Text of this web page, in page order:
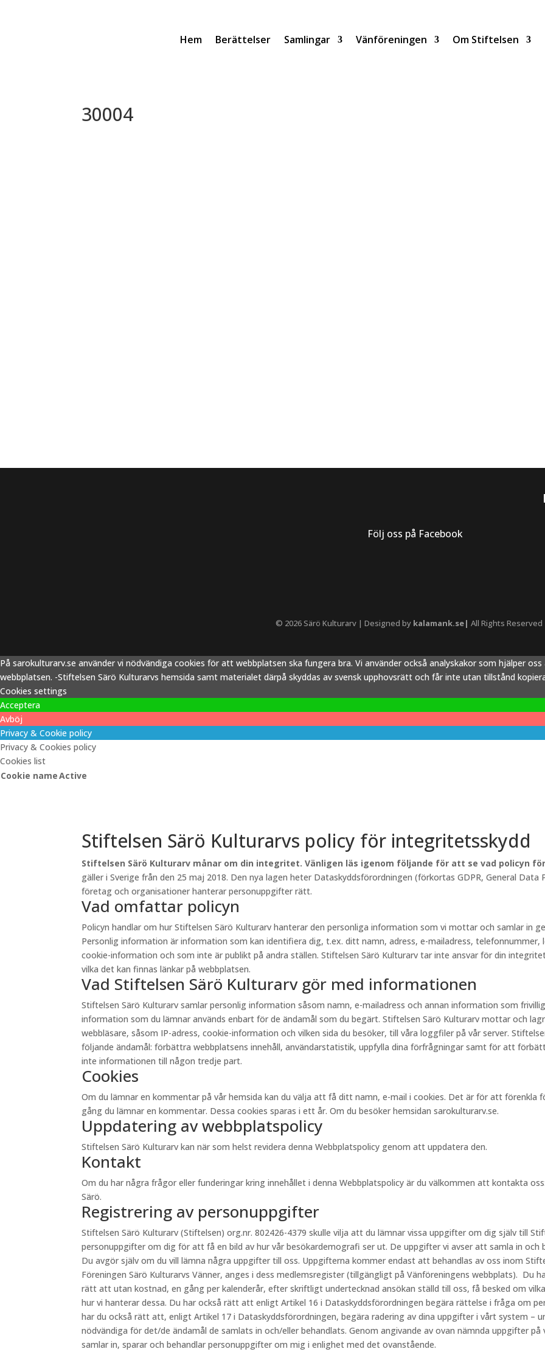
Hem Berättelser Samlingar Vänföreningen Om Stiftelsen
30004
Följ oss på Facebook
© 2026 Särö Kulturarv | Designed by kalamank.se| All Rights Reserved
På sarokulturarv.se använder vi nödvändiga cookies för att webbplatsen ska fungera bra. Vi använder också analyskakor som hjälper
webbplatsen. -Stiftelsen Särö Kulturarvs hemsida samt materialet därpå skyddas av svensk upphovsrätt och får inte utan tillstånd
Cookies settings
Acceptera
Avböj
Privacy & Cookie policy
Privacy & Cookies policy
Cookies list
Cookie nameActive
Stiftelsen Särö Kulturarvs policy för integritetsskydd
Stiftelsen Särö Kulturarv månar om din integritet. Vänligen läs igenom följande för att se vad policyn
gäller i Sverige från den 25 maj 2018. Den nya lagen heter Dataskyddsförordningen (förkortas GDPR, General
företag och organisationer hanterar personuppgifter rätt.
Vad omfattar policyn
Policyn handlar om hur Stiftelsen Särö Kulturarv hanterar den personliga information som vi mottar och samlar in
Personlig information är information som kan identifiera dig, t.ex. ditt namn, adress, e-mailadress, telefonnummer,
cookie-information och som inte är publikt på andra ställen. Stiftelsen Särö Kulturarv tar inte ansvar för din
vilka det kan finnas länkar på webbplatsen.
Vad Stiftelsen Särö Kulturarv gör med informationen
Stiftelsen Särö Kulturarv samlar personlig information såsom namn, e-mailadress och annan information som
information som du lämnar används enbart för de ändamål som du begärt. Stiftelsen Särö Kulturarv mottar och
webbläsare, såsom IP-adress, cookie-information och vilken sida du besöker, till våra loggfiler på vår server.
följande ändamål: förbättra webbplatsens innehåll, användarstatistik, uppfylla dina förfrågningar samt för att
inte informationen till någon tredje part.
Cookies
Om du lämnar en kommentar på vår hemsida kan du välja att få ditt namn, e-mail i cookies. Det är för att förenkla
gång du lämnar en kommentar. Dessa cookies sparas i ett år. Om du besöker hemsidan sarokulturarv.se.
Uppdatering av webbplatspolicy
Stiftelsen Särö Kulturarv kan när som helst revidera denna Webbplatspolicy genom att uppdatera den.
Kontakt
Om du har några frågor eller funderingar kring innehållet i denna Webbplatspolicy är du välkommen att kontakta
Särö.
Registrering av personuppgifter
Stiftelsen Särö Kulturarv (Stiftelsen) org.nr. 802426-4379 skulle vilja att du lämnar vissa uppgifter om dig själv till
personuppgifter om dig för att få en bild av hur vår besökardemografi ser ut. De uppgifter vi avser att samla in och
Du avgör själv om du vill lämna några uppgifter till oss. Uppgifterna kommer endast att behandlas av oss inom
Föreningen Särö Kulturarvs Vänner, anges i dess medlemsregister (tillgängligt på Vänföreningens webbplats). Du
rätt att utan kostnad, en gång per kalenderår, efter skriftligt undertecknad ansökan ställd till oss, få besked om
hur vi hanterar dessa. Du har också rätt att enligt Artikel 16 i Dataskyddsförordningen begära rättelse i fråga om
har du också rätt att, enligt Artikel 17 i Dataskyddsförordningen, begära radering av dina uppgifter i vårt system
nödvändiga för det/de ändamål de samlats in och/eller behandlats. Genom angivande av ovan nämnda uppgifter
samlar in, sparar och behandlar personuppgifter om mig i enlighet med det ovanstående.